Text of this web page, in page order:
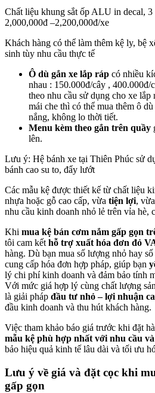
Chất liệu khung sắt ốp ALU in decal, 3
2,000,000đ –2,200,000đ/xe
Khách hàng có thể làm thêm kệ ly, bệ
sinh tùy nhu cầu thực tế
Ô dù gắn xe lắp ráp có nhiều
nhau : 150.000đ/cây ,
theo nhu cầu sử dụng cho xe
mái che thì có thể mua thêm ô
nắng, không lo thời tiết.
Menu kèm theo gắn trên quầy
lên.
Lưu ý: Hệ bánh xe tại Thiên Phúc sử
bánh cao su to, đẩy lướt
Các mẫu kệ được thiết kế từ chất liệu
nhựa hoặc gỗ cao cấp, vừa tiện lợi, vừa
nhu cầu kinh doanh nhỏ lẻ trên vỉa hè,
Khi mua kệ bán cơm nắm gấp gọn
tôi cam kếthỗ trợ xuất hóa đơn đỏ
hàng. Dù bạn mua số lượng nhỏ hay
cung cấp hóa đơn hợp pháp, giúp bạn
lý chi phí kinh doanh và đảm bảo tính
Với mức giá hợp lý cùng chất lượng
là giải pháp đầu tư nhỏ – lợi nhuận
đầu kinh doanh và thu hút khách hàng.
Việc tham khảo báo giá trước khi đặt
mẫu kệ phù hợp nhất với nhu cầu
bảo hiệu quả kinh tế lâu dài và tối ưu
Lưu ý về giá và đặt cọc khi
gấp gọn